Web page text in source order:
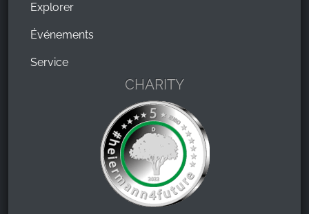
Explorer
Événements
Service
CHARITY